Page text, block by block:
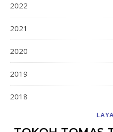
2022
2021
2020
2019
2018